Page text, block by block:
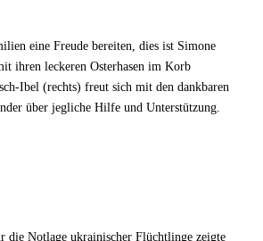
eine Freude bereiten, dies ist Simone
ihren leckeren Osterhasen im Korb
Ibel (rechts) freut sich mit den dankbaren
über jegliche Hilfe und Unterstützung.
die Notlage ukrainischer Flüchtlinge zeigte